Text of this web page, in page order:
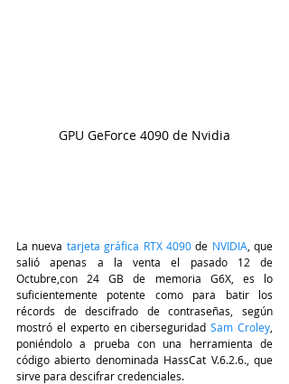
GPU GeForce 4090 de Nvidia
La nueva tarjeta gráfica RTX 4090 de NVIDIA , que
salió apenas a la venta el pasado 12 de
Octubre,con 24 GB de memoria G6X, es lo
suficientemente potente como para batir los
récords de descifrado de contraseñas, según
mostró el experto en ciberseguridad Sam Croley
poniéndolo a prueba con una herramienta de
código abierto denominada HassCat V.6.2.6., que
sirve para descifrar credenciales.